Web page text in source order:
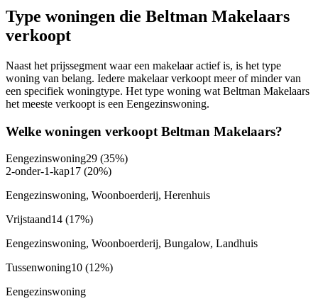
Type woningen die Beltman Makelaars
verkoopt
Naast het prijssegment waar een makelaar actief is, is het type
woning van belang. Iedere makelaar verkoopt meer of minder van
een specifiek woningtype. Het type woning wat Beltman Makelaars
het meeste verkoopt is een Eengezinswoning.
Welke woningen verkoopt Beltman Makelaars?
Eengezinswoning29 (35%)
2-onder-1-kap17 (20%)
Eengezinswoning, Woonboerderij, Herenhuis
Vrijstaand14 (17%)
Eengezinswoning, Woonboerderij, Bungalow, Landhuis
Tussenwoning10 (12%)
Eengezinswoning